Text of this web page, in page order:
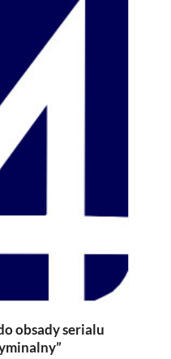
obsady serialu